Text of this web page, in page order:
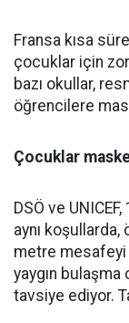
Fransa kısa
çocuklar için
bazı okullar,
öğrencilere
Çocuklar
DSÖ ve
aynı koşullarda,
metre
yaygın bulaşma
tavsiye ediyor.